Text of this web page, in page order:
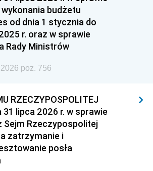
1930
budżetu
od dnia 1 stycznia do
r. oraz w sprawie
Rady Ministrów
poz. 756
RZECZYPOSPOLITEJ
31 lipca 2026 r. w sprawie
Sejm Rzeczypospolitej
zatrzymanie i
posła